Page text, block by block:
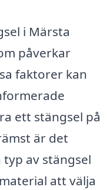
i Märsta
påverkar
faktorer kan
ett stängsel på
är det
av stängsel
att välja